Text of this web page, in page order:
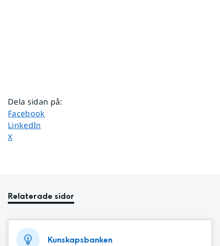
Dela sidan på:
Dela sidan på
Facebook
Dela sidan på
LinkedIn
Dela sidan på
X
Relaterade sidor
Kunskapsbanken